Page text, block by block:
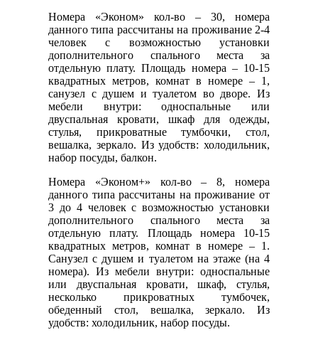
Номера «Эконом» кол-во – 30, номера
данного типа рассчитаны на проживание 2-4
человек с возможностью установки
дополнительного спального места за
отдельную плату. Площадь номера – 10-15
квадратных метров, комнат в номере – 1,
санузел с душем и туалетом во дворе. Из
мебели внутри: односпальные или
двуспальная кровати, шкаф для одежды,
стулья, прикроватные тумбочки, стол,
вешалка, зеркало. Из удобств: холодильник,
набор посуды, балкон.
Номера «Эконом+» кол-во – 8, номера
данного типа рассчитаны на проживание от
3 до 4 человек с возможностью установки
дополнительного спального места за
отдельную плату. Площадь номера 10-15
квадратных метров, комнат в номере – 1.
Санузел с душем и туалетом на этаже (на 4
номера). Из мебели внутри: односпальные
или двуспальная кровати, шкаф, стулья,
несколько прикроватных тумбочек,
обеденный стол, вешалка, зеркало. Из
удобств: холодильник, набор посуды.